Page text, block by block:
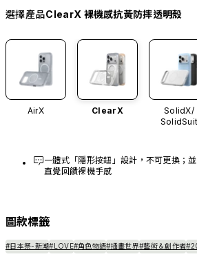
選擇產品ClearX 裸機感抗黃防摔透明殼
AirX ClearX
SolidX/
SolidSuit
一體式「隱形按鈕」設計，不可更換；
直覺回饋裸機手感
圖款標籤
#日本祭-新潮#LOVE#角色物語#插畫世界#藝術＆創作者